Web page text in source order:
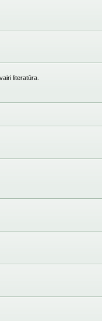
literatūra.